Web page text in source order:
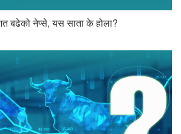
बढेको नेप्से, यस साता के होला?